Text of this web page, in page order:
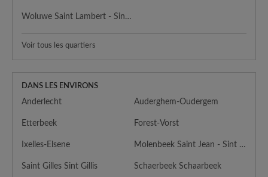
Woluwe Saint Lambert - Sint Lambrechts Woluwe
Voir tous les quartiers
DANS LES ENVIRONS
Anderlecht Auderghem-Oudergem
Etterbeek Forest-Vorst
Ixelles-Elsene Molenbeek Saint Jean - Sint Jans Molenbeek
Saint Gilles Sint Gillis Schaerbeek Schaarbeek